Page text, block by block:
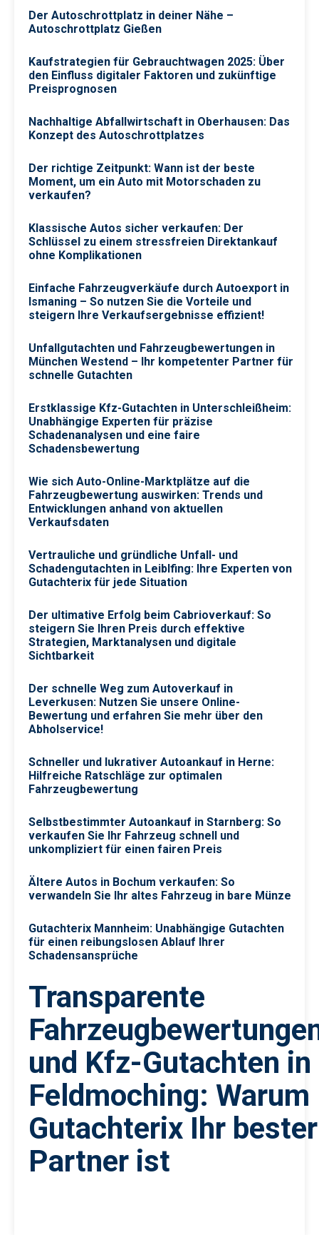
Der Autoschrottplatz in deiner Nähe –
Autoschrottplatz Gießen
Kaufstrategien für Gebrauchtwagen 2025: Über
den Einfluss digitaler Faktoren und zukünftige
Preisprognosen
Nachhaltige Abfallwirtschaft in Oberhausen: Das
Konzept des Autoschrottplatzes
Der richtige Zeitpunkt: Wann ist der beste
Moment, um ein Auto mit Motorschaden zu
verkaufen?
Klassische Autos sicher verkaufen: Der
Schlüssel zu einem stressfreien Direktankauf
ohne Komplikationen
Einfache Fahrzeugverkäufe durch Autoexport in
Ismaning – So nutzen Sie die Vorteile und
steigern Ihre Verkaufsergebnisse effizient!
Unfallgutachten und Fahrzeugbewertungen in
München Westend – Ihr kompetenter Partner für
schnelle Gutachten
Erstklassige Kfz-Gutachten in Unterschleißheim:
Unabhängige Experten für präzise
Schadenanalysen und eine faire
Schadensbewertung
Wie sich Auto-Online-Marktplätze auf die
Fahrzeugbewertung auswirken: Trends und
Entwicklungen anhand von aktuellen
Verkaufsdaten
Vertrauliche und gründliche Unfall- und
Schadengutachten in Leiblfing: Ihre Experten von
Gutachterix für jede Situation
Der ultimative Erfolg beim Cabrioverkauf: So
steigern Sie Ihren Preis durch effektive
Strategien, Marktanalysen und digitale
Sichtbarkeit
Der schnelle Weg zum Autoverkauf in
Leverkusen: Nutzen Sie unsere Online-
Bewertung und erfahren Sie mehr über den
Abholservice!
Schneller und lukrativer Autoankauf in Herne:
Hilfreiche Ratschläge zur optimalen
Fahrzeugbewertung
Selbstbestimmter Autoankauf in Starnberg: So
verkaufen Sie Ihr Fahrzeug schnell und
unkompliziert für einen fairen Preis
Ältere Autos in Bochum verkaufen: So
verwandeln Sie Ihr altes Fahrzeug in bare Münze
Gutachterix Mannheim: Unabhängige Gutachten
für einen reibungslosen Ablauf Ihrer
Schadensansprüche
Transparente
und Kfz-Gutachten in
Feldmoching: Warum
Gutachterix Ihr bester
Partner ist